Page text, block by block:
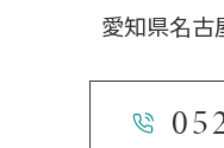
愛知県名